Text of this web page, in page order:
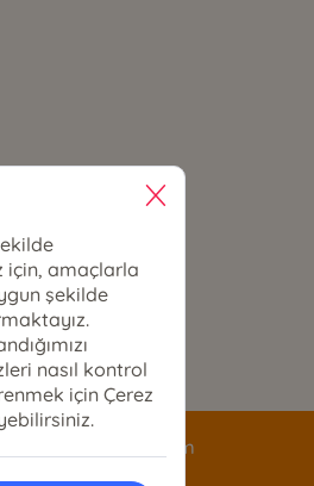
amaçlarla
şekilde
nasıl kontrol
için Çerez